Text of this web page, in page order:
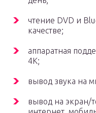
чтение DVD и
качестве;
аппаратная
4К;
вывод звука на
вывод на экран/